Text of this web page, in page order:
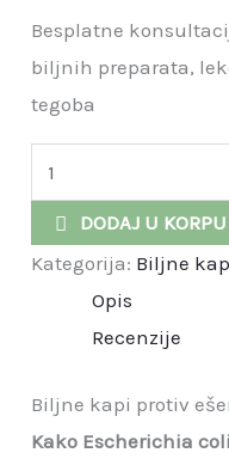
Besplatne
biljnih preparata,
tegoba
kapi
protiv
eserihije
coli
DODAJ U KORPU
Kategorija: Biljne
Opis
Recenzije
Biljne kapi protiv
Kako Escherichia